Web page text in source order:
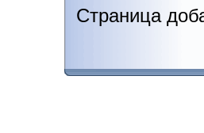
Страница